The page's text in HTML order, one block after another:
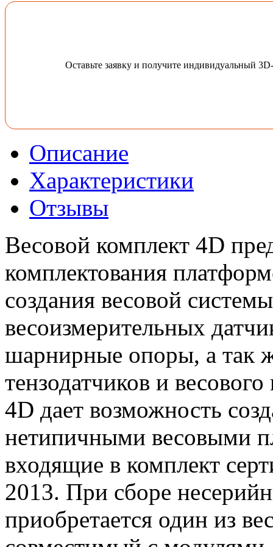
Оставьте заявку и получите индивидуальный
Описание
Характеристики
Отзывы
Весовой комплект 4D
комплектования
создания весовой
весоизмерительных
шарнирные опоры, а так
тензодатчиков и
4D дает возможность
нетипичными весовыми
входящие в комплект
2013. При сборе
приобретается один из